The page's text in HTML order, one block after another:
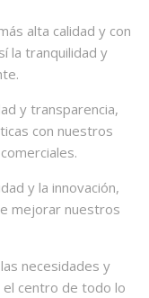
alta calidad y con
la tranquilidad y
y transparencia,
con nuestros
y la innovación,
mejorar nuestros
necesidades y
centro de todo lo